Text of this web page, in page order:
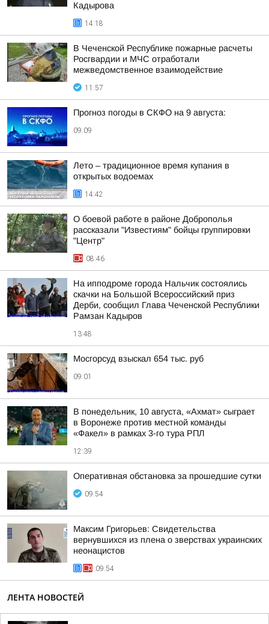
Кадырова
14:18
В Чеченской Республике пожарные расчеты
Росгвардии и МЧС отработали
межведомственное взаимодействие
11:57
Прогноз погоды в СКФО на 9 августа:
09:09
Лето – традиционное время купания в
открытых водоемах
14:42
О боевой работе в районе Доброполья
рассказали "Известиям" бойцы группировки
"Центр"
08:46
На ипподроме города Нальчик состоялись
скачки на Большой Всероссийский приз
Дерби, сообщил Глава Чеченской Республики
Рамзан Кадыров
13:48
Мосгорсуд взыскал 654 тыс. руб
09:01
В понедельник, 10 августа, «Ахмат» сыграет
в Воронеже против местной команды
«Факел» в рамках 3-го тура РПЛ
12:39
Оперативная обстановка за прошедшие сутки
09:54
Максим Григорьев: Свидетельства
вернувшихся из плена о зверствах украинских
неонацистов
09:54
ЛЕНТА НОВОСТЕЙ